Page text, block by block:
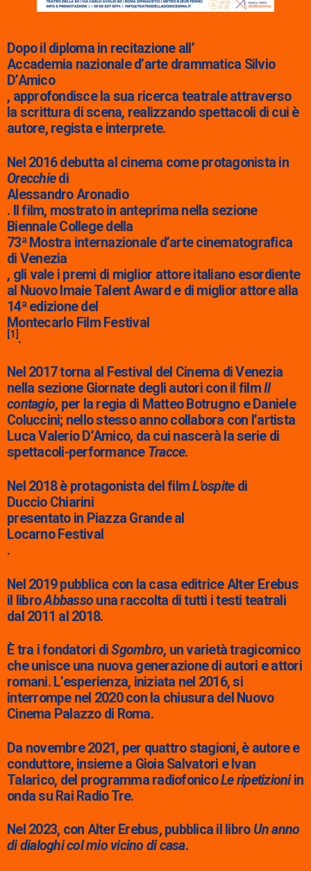
Dopo il diploma in recitazione all’
Accademia nazionale d’arte drammatica Silvio
D’Amico
, approfondisce la sua ricerca teatrale attraverso
la scrittura di scena, realizzando spettacoli di cui è
autore, regista e interprete.
Nel 2016 debutta al cinema come protagonista in
Orecchiedi
Alessandro Aronadio
. Il film, mostrato in anteprima nella sezione
Biennale College della
73ª Mostra internazionale d’arte cinematografica
di Venezia
, gli vale i premi di miglior attore italiano esordiente
al Nuovo Imaie Talent Award e di miglior attore alla
14ª edizione del
Montecarlo Film Festival
[1].
Nel 2017 torna al Festival del Cinema di Venezia
nella sezione Giornate degli autori con il filmIl
contagio, per la regia di Matteo Botrugno e Daniele
Coluccini; nello stesso anno collabora con l’artista
Luca Valerio D’Amico, da cui nascerà la serie di
spettacoli-performance Tracce.
Nel 2018 è protagonista del filmL’ospitedi
Duccio Chiarini
presentato in Piazza Grande al
Locarno Festival
.
Nel 2019 pubblica con la casa editrice Alter Erebus
il libroAbbassouna raccolta di tutti i testi teatrali
dal 2011 al 2018.
È tra i fondatori diSgombro, un varietà tragicomico
che unisce una nuova generazione di autori e attori
romani. L’esperienza, iniziata nel 2016, si
interrompe nel 2020 con la chiusura del Nuovo
Cinema Palazzo di Roma.
Da novembre 2021, per quattro stagioni, è autore e
conduttore, insieme a Gioia Salvatori e Ivan
Talarico, del programma radiofonicoLe ripetizioniin
onda su Rai Radio Tre.
Nel 2023, con Alter Erebus, pubblica il libro Un anno
di dialoghi col mio vicino di casa.